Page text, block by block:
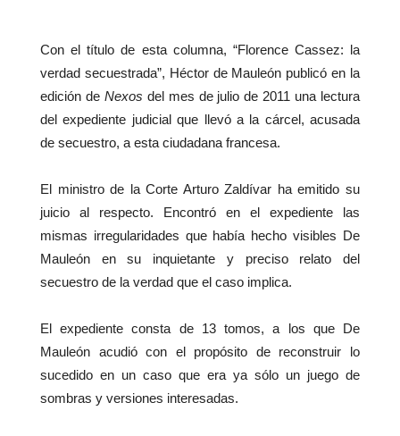
Con el título de esta columna, “Florence Cassez: la
verdad secuestrada”, Héctor de Mauleón publicó en la
edición de Nexos del mes de julio de 2011 una lectura
del expediente judicial que llevó a la cárcel, acusada
de secuestro, a esta ciudadana francesa.
El ministro de la Corte Arturo Zaldívar ha emitido su
juicio al respecto. Encontró en el expediente las
mismas irregularidades que había hecho visibles De
Mauleón en su inquietante y preciso relato del
secuestro de la verdad que el caso implica.
El expediente consta de 13 tomos, a los que De
Mauleón acudió con el propósito de reconstruir lo
sucedido en un caso que era ya sólo un juego de
sombras y versiones interesadas.